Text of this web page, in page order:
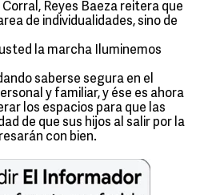
Reyes Baeza reitera que
de individualidades, sino de
la marcha Iluminemos
saberse segura en el
y familiar, y ése es ahora
los espacios para que las
de que sus hijos al salir por la
con bien.